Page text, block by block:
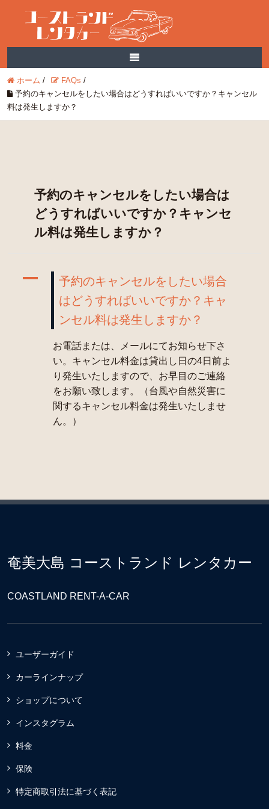
ホーム / FAQs /
予約のキャンセルをしたい場合はどうすればいいですか？キャンセル
料は発生しますか？
予約のキャンセルをしたい場合は
どうすればいいですか？キャンセ
ル料は発生しますか？
A
予約のキャンセルをしたい場合
はどうすればいいですか？キャ
ンセル料は発生しますか？
お電話または、メールにてお知らせ下さ
い。キャンセル料金は貸出し日の4日前よ
り発生いたしますので、お早目のご連絡
をお願い致します。（台風や自然災害に
関するキャンセル料金は発生いたしませ
ん。）
奄美大島 コーストランド レンタカー
COASTLAND RENT-A-CAR
ユーザーガイド
カーラインナップ
ショップについて
インスタグラム
料金
保険
特定商取引法に基づく表記